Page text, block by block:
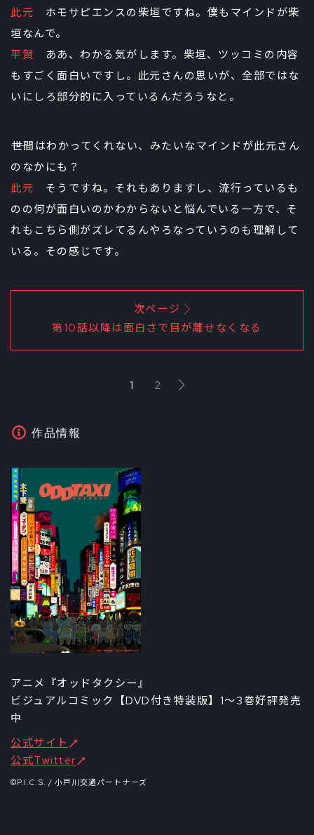
此元 ホモサピエンスの柴垣ですね。僕もマインドが柴
垣なんで。
平賀 ああ、わかる気がします。柴垣、ツッコミの内容
もすごく面白いですし。此元さんの思いが、全部ではな
いにしろ部分的に入っているんだろうなと。
――世間はわかってくれない、みたいなマインドが此元さん
のなかにも？
此元 そうですね。それもありますし、流行っているも
のの何が面白いのかわからないと悩んでいる一方で、そ
れもこちら側がズレてるんやろなっていうのも理解して
いる。その感じです。
次ページ
第10話以降は面白さで目が離せなくなる
1 2
作品情報
アニメ『オッドタクシー』
ビジュアルコミック【DVD付き特装版】1～3巻好評発売
中
公式サイト
公式Twitter
©P.I.C.S. / 小戸川交通パートナーズ